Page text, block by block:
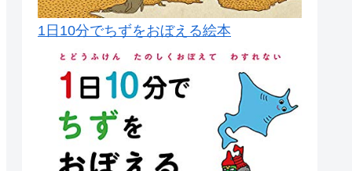
1日10分でちずをおぼえる絵本